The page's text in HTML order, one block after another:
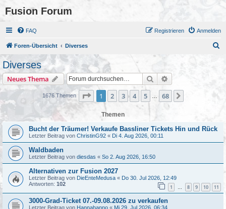
Fusion Forum
FAQ Anmelden
Registrieren
Foren-Übersicht Diverses
Diverses
Neues Thema Suche
1676 Themen Seite 1von 68
1 2 3 4 5 68
Themen
Bucht der Träumer! Verkaufe Bassliner Tickets Hin und Rück
Letzter Beitrag von ChristinG92 « Di 4. Aug 2026, 00:11
Waldbaden
Letzter Beitrag von diesdas « So 2. Aug 2026, 16:50
Alternativen zur Fusion 2027
Letzter Beitrag von DieEnteMedusa « Do 30. Jul 2026, 12:49
Antworten: 102 1 … 8 9 10 11
3000-Grad-Ticket 07.-09.08.2026 zu verkaufen
Letzter Beitrag von Hannahanno « Mi 29. Jul 2026, 06:34